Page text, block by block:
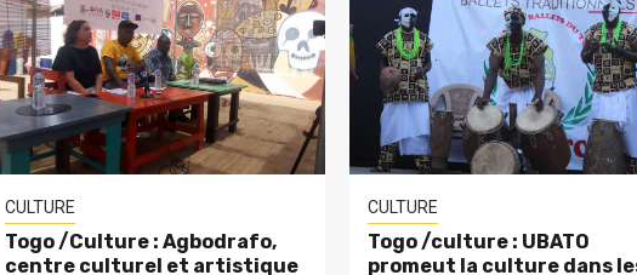
CULTURE
Togo /Culture : Agbodrafo,
centre culturel et artistique
CULTURE
Togo /culture : UBATO
promeut la culture dans